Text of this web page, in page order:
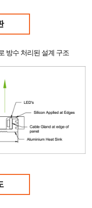
방수 처리된 설계 구조